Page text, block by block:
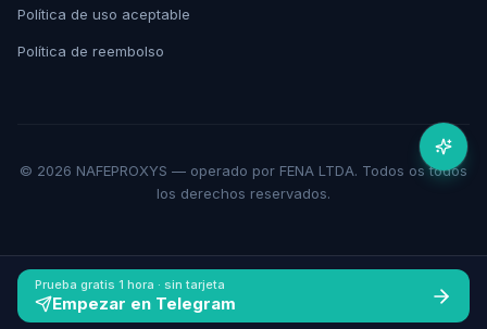
Política de uso aceptable
Política de reembolso
© 2026 NAFEPROXYS — operado por FENA LTDA. Todos os todos
los derechos reservados.
Prueba gratis 1 hora · sin tarjeta
Empezar en Telegram